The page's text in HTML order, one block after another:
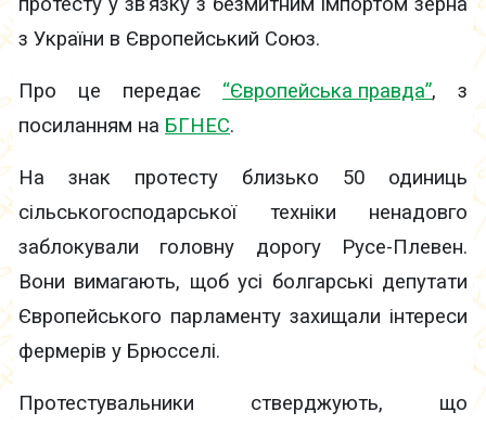
протесту у зв’язку з безмитним імпортом зерна
з України в Європейський Союз.
Про це передає “Європейська правда”, з
посиланням на БГНЕС.
На знак протесту близько 50 одиниць
сільськогосподарської техніки ненадовго
заблокували головну дорогу Русе-Плевен.
Вони вимагають, щоб усі болгарські депутати
Європейського парламенту захищали інтереси
фермерів у Брюсселі.
Протестувальники стверджують, що